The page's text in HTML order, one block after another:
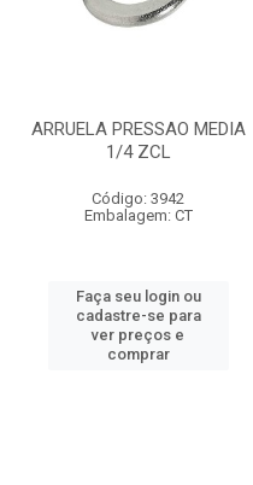
ARRUELA PRESSAO MEDIA
1/4 ZCL
Código: 3942
Embalagem: CT
Faça seu login ou
cadastre-se para
ver preços e
comprar